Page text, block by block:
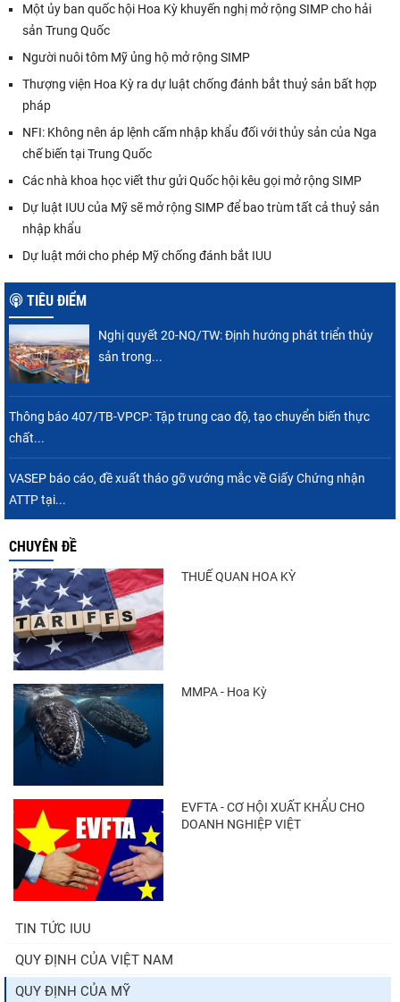
Một ủy ban quốc hội Hoa Kỳ khuyến nghị mở rộng SIMP cho hải
sản Trung Quốc
Người nuôi tôm Mỹ ủng hộ mở rộng SIMP
Thượng viện Hoa Kỳ ra dự luật chống đánh bắt thuỷ sản bất hợp
pháp
NFI: Không nên áp lệnh cấm nhập khẩu đối với thủy sản của Nga
chế biến tại Trung Quốc
Các nhà khoa học viết thư gửi Quốc hội kêu gọi mở rộng SIMP
Dự luật IUU của Mỹ sẽ mở rộng SIMP để bao trùm tất cả thuỷ sản
nhập khẩu
Dự luật mới cho phép Mỹ chống đánh bắt IUU
TIÊU ĐIỂM
Nghị quyết 20-NQ/TW: Định hướng phát triển thủy
sản trong...
Thông báo 407/TB-VPCP: Tập trung cao độ, tạo chuyển biến thực
chất...
VASEP báo cáo, đề xuất tháo gỡ vướng mắc về Giấy Chứng nhận
ATTP tại...
CHUYÊN ĐỀ
THUẾ QUAN HOA KỲ
MMPA - Hoa Kỳ
EVFTA - CƠ HỘI XUẤT KHẨU CHO
DOANH NGHIỆP VIỆT
TIN TỨC IUU
QUY ĐỊNH CỦA VIỆT NAM
QUY ĐỊNH CỦA MỸ